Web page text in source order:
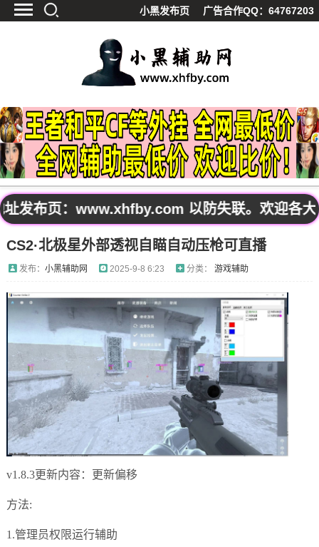
小黑发布页 广告合作QQ：64767203
精品软件
源码分享
资源宝库
影视解析
站内公告
布页：www.xhfby.com 以防失联。欢迎各大辅
CS2·北极星外部透视自瞄自动压枪可直播
发布： 小黑辅助网 2025-9-8 6:23 分类： 游戏辅助
v1.8.3更新内容：更新偏移
方法:
1.管理员权限运行辅助